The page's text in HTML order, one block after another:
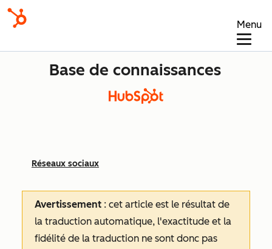
Menu
Base de connaissances
Réseaux sociaux
Avertissement : cet article est le résultat de
la traduction automatique, l'exactitude et la
fidélité de la traduction ne sont donc pas